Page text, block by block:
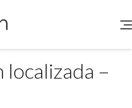
localizada –